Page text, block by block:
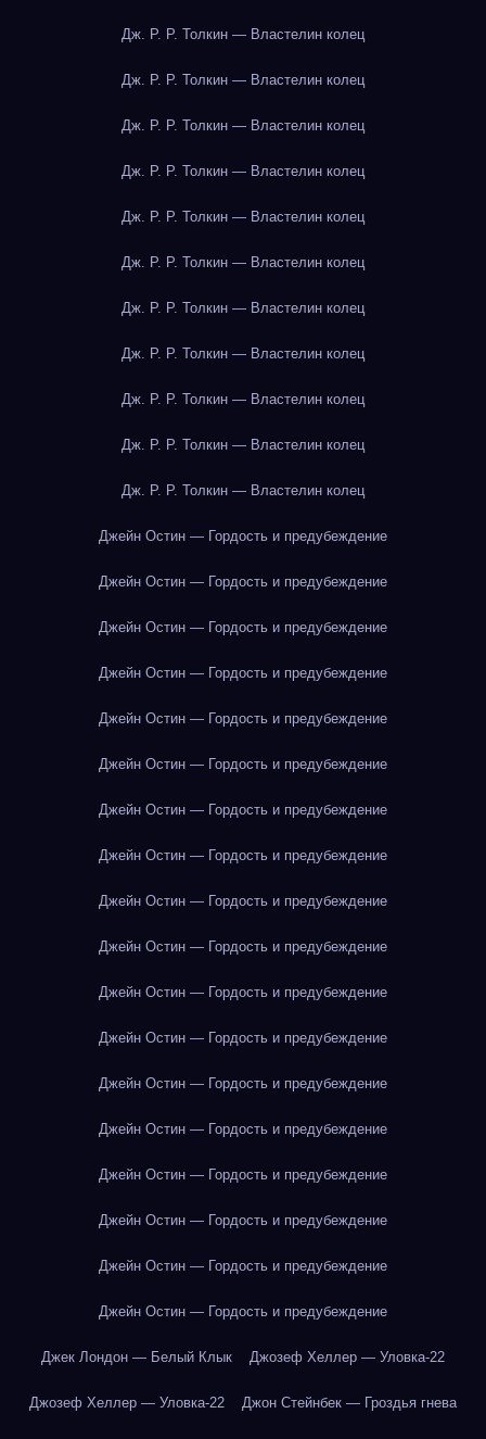
Дж. Р. Р. Толкин — Властелин колец
Дж. Р. Р. Толкин — Властелин колец
Дж. Р. Р. Толкин — Властелин колец
Дж. Р. Р. Толкин — Властелин колец
Дж. Р. Р. Толкин — Властелин колец
Дж. Р. Р. Толкин — Властелин колец
Дж. Р. Р. Толкин — Властелин колец
Дж. Р. Р. Толкин — Властелин колец
Дж. Р. Р. Толкин — Властелин колец
Дж. Р. Р. Толкин — Властелин колец
Дж. Р. Р. Толкин — Властелин колец
Джейн Остин — Гордость и предубеждение
Джейн Остин — Гордость и предубеждение
Джейн Остин — Гордость и предубеждение
Джейн Остин — Гордость и предубеждение
Джейн Остин — Гордость и предубеждение
Джейн Остин — Гордость и предубеждение
Джейн Остин — Гордость и предубеждение
Джейн Остин — Гордость и предубеждение
Джейн Остин — Гордость и предубеждение
Джейн Остин — Гордость и предубеждение
Джейн Остин — Гордость и предубеждение
Джейн Остин — Гордость и предубеждение
Джейн Остин — Гордость и предубеждение
Джейн Остин — Гордость и предубеждение
Джейн Остин — Гордость и предубеждение
Джейн Остин — Гордость и предубеждение
Джейн Остин — Гордость и предубеждение
Джейн Остин — Гордость и предубеждение
Джек Лондон — Белый Клык Джозеф Хеллер — Уловка-22
Джозеф Хеллер — Уловка-22 Джон Стейнбек — Гроздья гнева